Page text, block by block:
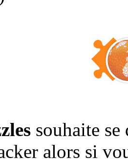
souhaite
alors si